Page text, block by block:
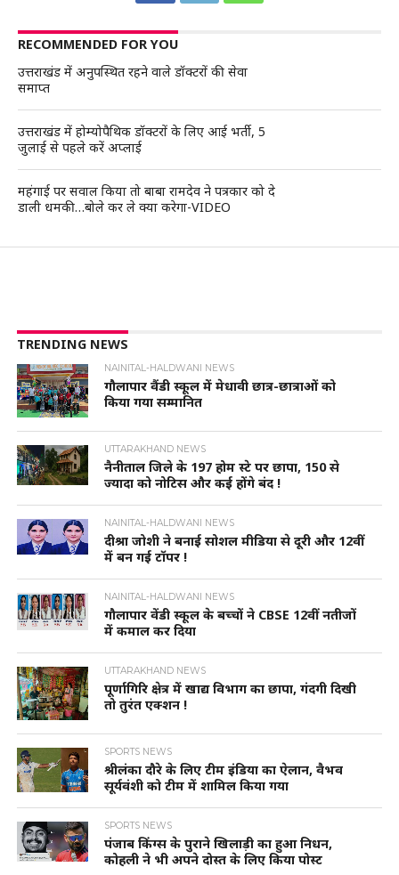
RECOMMENDED FOR YOU
उत्तराखंड में अनुपस्थित रहने वाले डॉक्टरों की सेवा
समाप्त
उत्तराखंड में होम्योपैथिक डॉक्टरों के लिए आई भर्ती, 5
जुलाई से पहले करें अप्लाई
महंगाई पर सवाल किया तो बाबा रामदेव ने पत्रकार को दे
डाली धमकी…बोले कर ले क्या करेगा-VIDEO
TRENDING NEWS
NAINITAL-HALDWANI NEWS
गौलापार वैंडी स्कूल में मेधावी छात्र-छात्राओं को
किया गया सम्मानित
UTTARAKHAND NEWS
नैनीताल जिले के 197 होम स्टे पर छापा, 150 से
ज्यादा को नोटिस और कई होंगे बंद !
NAINITAL-HALDWANI NEWS
दीश्रा जोशी ने बनाई सोशल मीडिया से दूरी और 12वीं
में बन गई टॉपर !
NAINITAL-HALDWANI NEWS
गौलापार वेंडी स्कूल के बच्चों ने CBSE 12वीं नतीजों
में कमाल कर दिया
UTTARAKHAND NEWS
पूर्णागिरि क्षेत्र में खाद्य विभाग का छापा, गंदगी दिखी
तो तुरंत एक्शन !
SPORTS NEWS
श्रीलंका दौरे के लिए टीम इंडिया का ऐलान, वैभव
सूर्यवंशी को टीम में शामिल किया गया
SPORTS NEWS
पंजाब किंग्स के पुराने खिलाड़ी का हुआ निधन,
कोहली ने भी अपने दोस्त के लिए किया पोस्ट